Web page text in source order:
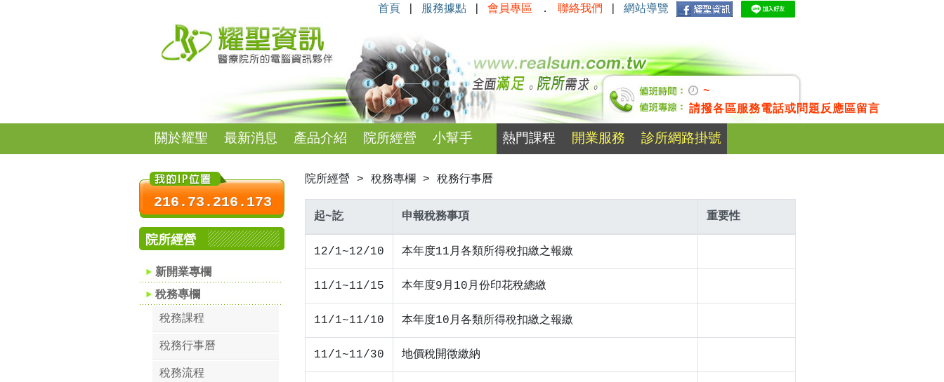
首頁 服務據點 |會員專區 ．聯絡我們 |網站導覽
~
請撥各區服務電話或問題反應區留言
關於耀聖 最新消息 產品介紹 院所經營 小幫手 熱門課程 開業服務 診所網路掛號
216.73.216.173
院所經營
新開業專欄
稅務專欄
稅務課程
稅務行事曆
稅務流程
院所經營 > 稅務專欄 > 稅務行事曆
起~訖 申報稅務事項 重要性
12/1~12/10 本年度11月各類所得稅扣繳之報繳
11/1~11/15 本年度9月10月份印花稅總繳
11/1~11/10 本年度10月各類所得稅扣繳之報繳
11/1~11/30 地價稅開徵繳納